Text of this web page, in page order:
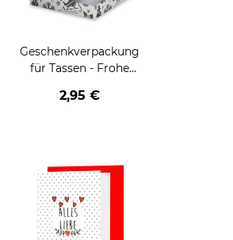
Geschenkverpackung
für Tassen - Frohe
2,95 €